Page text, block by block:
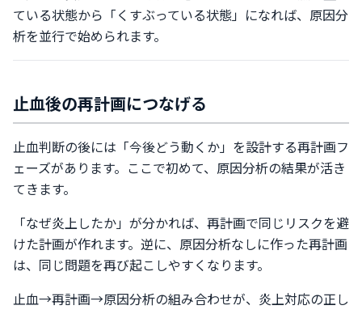
ている状態から「くすぶっている状態」になれば、原因分
析を並行で始められます。
止血後の再計画につなげる
止血判断の後には「今後どう動くか」を設計する再計画フ
ェーズがあります。ここで初めて、原因分析の結果が活き
てきます。
「なぜ炎上したか」が分かれば、再計画で同じリスクを避
けた計画が作れます。逆に、原因分析なしに作った再計画
は、同じ問題を再び起こしやすくなります。
止血→再計画→原因分析の組み合わせが、炎上対応の正し